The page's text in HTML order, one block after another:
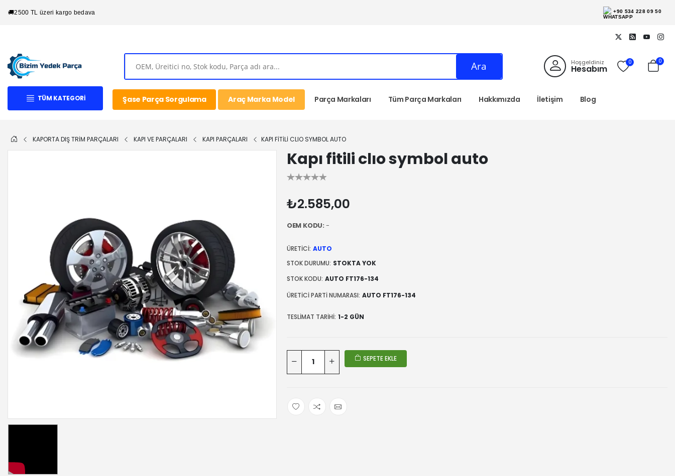
🚚2500 TL üzeri kargo bedava +90 534 228 09 50
Ara Hoşgeldiniz
Hesabım
0 0
TÜM KATEGORI Şase Parça Sorgulama Araç Marka Model Parça Markaları Tüm Parça Markaları Hakkımızda İletişim Blog
KAPORTA DIŞ TRİM PARÇALARI KAPI VE PARÇALARI KAPI PARÇALARI KAPI FITILI CLIO SYMBOL AUTO
Kapı fitili clıo symbol auto
₺2.585,00
OEM KODU: -
ÜRETICI: AUTO
STOK DURUMU: STOKTA YOK
STOK KODU: AUTO FT176-134
ÜRETICI PARTI NUMARASI: AUTO FT176-134
TESLIMAT TARIHI: 1-2 GÜN
SEPETE EKLE